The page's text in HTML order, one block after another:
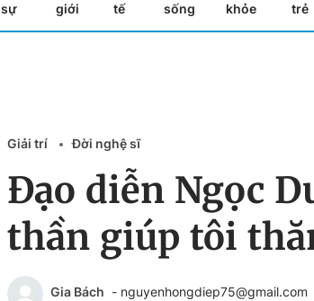
sự
giới
tế
sống
khỏe
trẻ
Giải trí Đời nghệ sĩ
Đạo diễn Ngọc
thần giúp tôi
Gia Bách - nguyenhongdiep75@gmail.com